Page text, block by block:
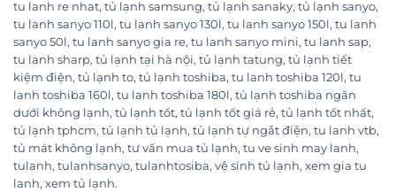
tu lanh re nhat, tủ lạnh samsung, tủ lạnh sanaky, tủ lạnh sanyo,
tu lanh sanyo 110l, tu lanh sanyo 130l, tu lanh sanyo 150l, tu lanh
sanyo 50l, tu lanh sanyo gia re, tu lanh sanyo mini, tu lanh sap,
tu lanh sharp, tủ lạnh tại hà nội, tủ lạnh tatung, tủ lạnh tiết
kiệm điện, tủ lạnh to, tủ lạnh toshiba, tu lanh toshiba 120l, tu
lanh toshiba 160l, tu lanh toshiba 180l, tủ lạnh toshiba ngăn
dưới không lạnh, tủ lạnh tốt, tủ lạnh tốt giá rẻ, tủ lạnh tốt nhất,
tủ lạnh tphcm, tủ lạnh tủ lạnh, tủ lạnh tự ngắt điện, tu lanh vtb,
tủ mát không lạnh, tư vấn mua tủ lạnh, tu ve sinh may lanh,
tulanh, tulanhsanyo, tulanhtosiba, vệ sinh tủ lạnh, xem gia tu
lanh, xem tủ lạnh.